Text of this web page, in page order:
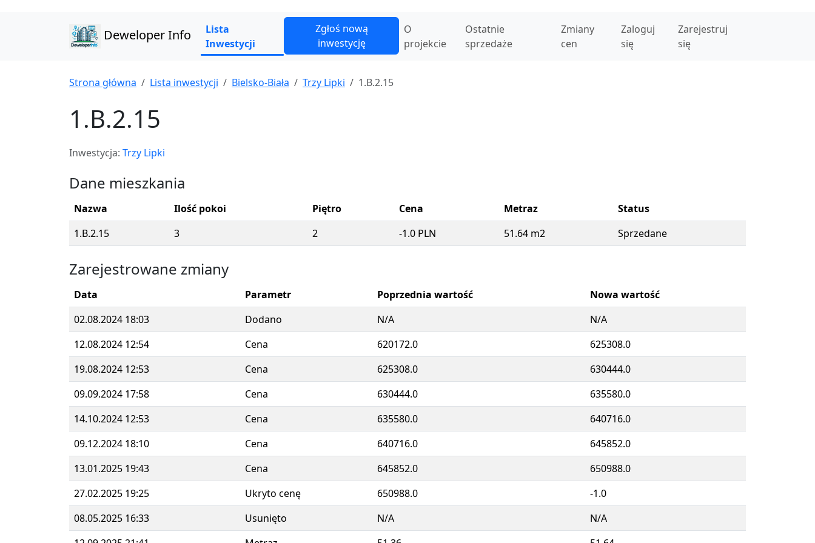
Deweloper Info
Lista
Inwestycji
Zgłoś nową
inwestycję
O
projekcie
Ostatnie
sprzedaże
Zmiany
cen
Zaloguj
się
Zarejestruj
się
Strona główna Lista inwestycji Bielsko-Biała Trzy Lipki 1.B.2.15
1.B.2.15
Inwestycja: Trzy Lipki
Dane mieszkania
Nazwa Ilość pokoi Piętro Cena Metraz
Status
1.B.2.15
3 2 -1.0 PLN 51.64 m2 Sprzedane
Zarejestrowane zmiany
Data Parametr Poprzednia wartość
Nowa wartość
02.08.2024 18:03
Dodano N/A
N/A
12.08.2024 12:54
Cena 620172.0
625308.0
19.08.2024 12:53
Cena 625308.0
630444.0
09.09.2024 17:58
Cena 630444.0
635580.0
14.10.2024 12:53
Cena 635580.0
640716.0
09.12.2024 18:10
Cena 640716.0
645852.0
13.01.2025 19:43
Cena 645852.0
650988.0
27.02.2025 19:25
Ukryto cenę 650988.0
-1.0
08.05.2025 16:33
Usunięto N/A
N/A